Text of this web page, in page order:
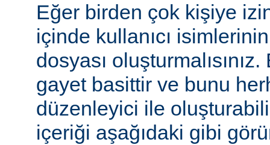
Eğer birden çok kişiye
içinde kullanıcı
dosyası
gayet basittir ve bunu
düzenleyici ile
içeriği aşağıdaki gibi